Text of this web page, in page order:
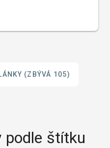
(ZBÝVÁ 105)
podle štítku